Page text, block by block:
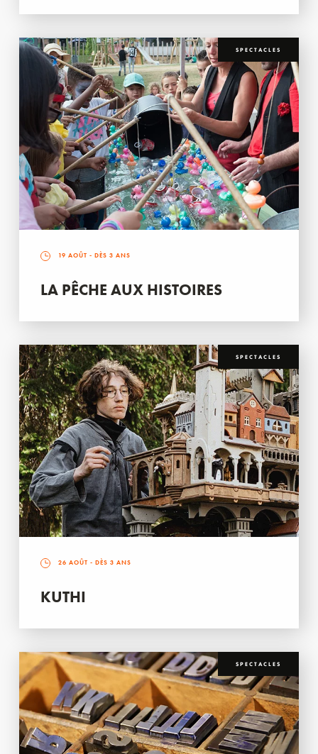
SPECTACLES
19 AOÛT - DÈS 3 ANS
LA PÊCHE AUX HISTOIRES
SPECTACLES
26 AOÛT - DÈS 3 ANS
KUTHI
SPECTACLES